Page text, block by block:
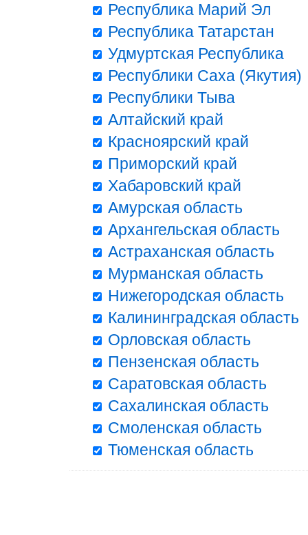
Республика Марий Эл
Республика Татарстан
Удмуртская Республика
Республики Саха (Якутия)
Республики Тыва
Алтайский край
Красноярский край
Приморский край
Хабаровский край
Амурская область
Архангельская область
Астраханская область
Мурманская область
Нижегородская область
Калининградская область
Орловская область
Пензенская область
Саратовская область
Сахалинская область
Смоленская область
Тюменская область